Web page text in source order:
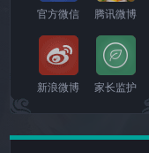
官方微信 腾讯微博
新浪微博 家长监护